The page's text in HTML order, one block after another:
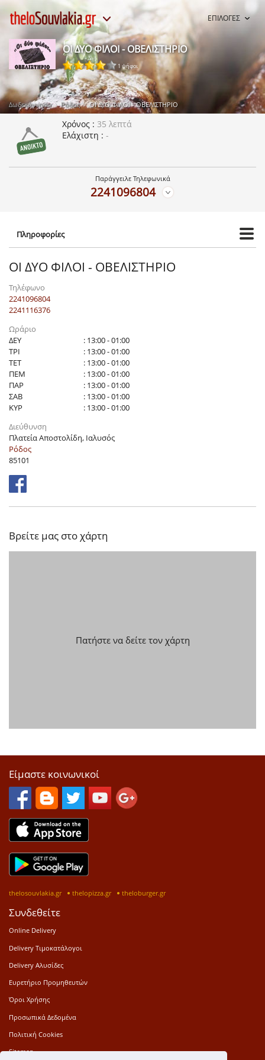
ΕΠΙΛΟΓΕΣ
ΟΙ ΔΥΟ ΦΙΛΟΙ - ΟΒΕΛΙΣΤΗΡΙΟ
1 ψήφοι
Δωδεκάννησα Ρόδος ΟΙ ΔΥΟ ΦΙΛΟΙ - ΟΒΕΛΙΣΤΗΡΙΟ
Χρόνος
35 λεπτά
Ελάχιστη
-
Παράγγειλε Τηλεφωνικά
2241096804
Πληροφορίες
ΟΙ ΔΥΟ ΦΙΛΟΙ - ΟΒΕΛΙΣΤΗΡΙΟ
Τηλέφωνο
2241096804
2241116376
Ωράριο
ΔΕΥ
: 13:00 - 01:00
ΤΡΙ
: 13:00 - 01:00
ΤΕΤ
: 13:00 - 01:00
ΠΕΜ
: 13:00 - 01:00
ΠΑΡ
: 13:00 - 01:00
ΣΑΒ
: 13:00 - 01:00
ΚΥΡ
: 13:00 - 01:00
Διεύθυνση
Πλατεία Αποστολίδη, Ιαλυσός
Ρόδος
85101
Βρείτε μας στο χάρτη
Πατήστε να δείτε τον χάρτη
Είμαστε κοινωνικοί
thelosouvlakia.gr thelopizza.gr theloburger.gr
Συνδεθείτε
Online Delivery
Delivery Τιμοκατάλογοι
Delivery Αλυσίδες
Ευρετήριο Προμηθευτών
Όροι Χρήσης
Προσωπικά Δεδομένα
Πολιτική Cookies
Sitemap